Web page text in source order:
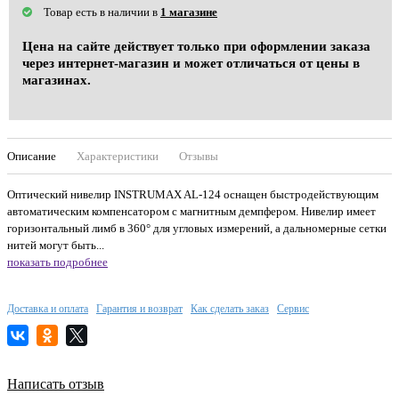
Товар есть в наличии в 1 магазине
Цена на сайте действует только при оформлении заказа
через интернет-магазин и может отличаться от цены в
магазинах.
Описание Характеристики Отзывы
Оптический нивелир INSTRUMAX AL-124 оснащен быстродействующим
автоматическим компенсатором с магнитным демпфером. Нивелир имеет
горизонтальный лимб в 360° для угловых измерений, а дальномерные сетки
нитей могут быть...
показать подробнее
Доставка и оплата Гарантия и возврат Как сделать заказ Сервис
Написать отзыв